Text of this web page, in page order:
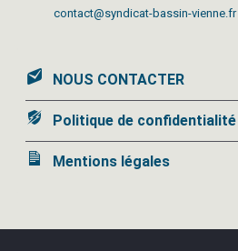
contact@syndicat-bassin-vienne.fr
NOUS CONTACTER
Politique de confidentialité
Mentions légales